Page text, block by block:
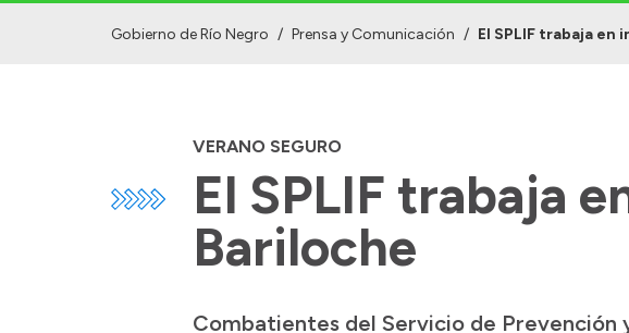
Gobierno de Río Negro / Prensa y Comunicación / El SPLIF trabaja en
VERANO SEGURO
El SPLIF trabaja
Bariloche
Combatientes del Servicio de Prevención